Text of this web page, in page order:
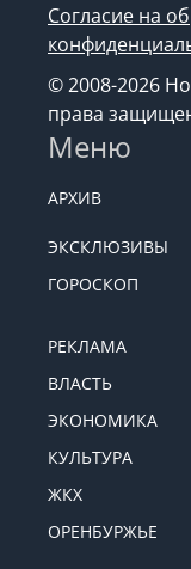
Согласие на
© 2008-2026
права
Меню
АРХИВ
ЭКСКЛЮЗИВЫ
ГОРОСКОП
РЕКЛАМА
ВЛАСТЬ
ЭКОНОМИКА
КУЛЬТУРА
ЖКХ
ОРЕНБУРЖЬЕ